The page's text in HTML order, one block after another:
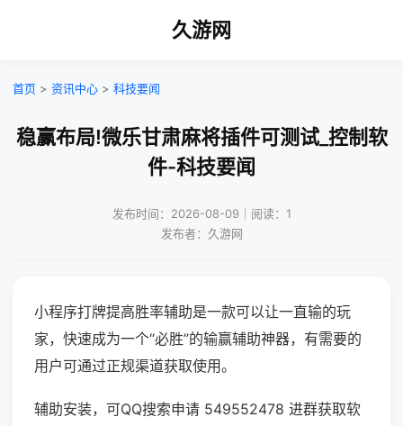
久游网
首页 > 资讯中心 > 科技要闻
稳赢布局!微乐甘肃麻将插件可测试_控制软
件-科技要闻
发布时间：2026-08-09｜阅读：1
发布者：久游网
小程序打牌提高胜率辅助是一款可以让一直输的玩
家，快速成为一个“必胜”的输赢辅助神器，有需要的
用户可通过正规渠道获取使用。
辅助安装，可QQ搜索申请 549552478 进群获取软